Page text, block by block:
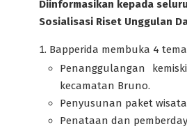
Diinformasikan kepada
Sosialisasi Riset Unggulan
Bapperida membuka 4
Penanggulangan
kecamatan Bruno.
Penyusunan paket
Penataan dan